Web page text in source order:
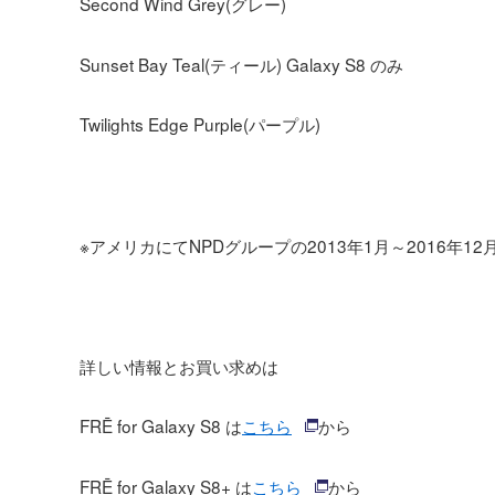
Sunset Bay Teal(ティール) Galaxy S8 のみ
Twilights Edge Purple(パープル)
※アメリカにてNPDグループの2013年1月～2016年12
詳しい情報とお買い求めは
FRĒ for Galaxy S8 はこちら から
FRĒ for Galaxy S8+ はこちら から